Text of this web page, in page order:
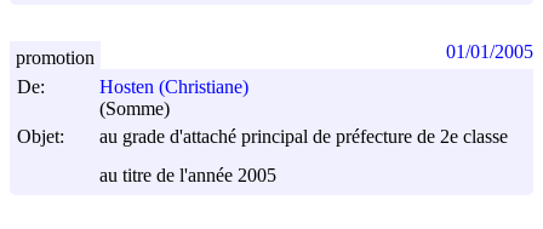
De:
Hosten (Christiane)
(Somme)
Objet:
au grade d'attaché principal de préfecture de 2e classe
au titre de l'année 2005
promotion 01/01/2005